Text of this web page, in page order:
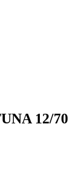
12/70